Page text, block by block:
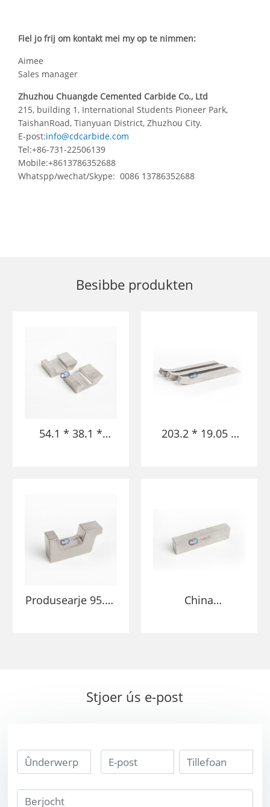
Fiel jo frij om kontakt mei my op te nimmen:
Aimee
Sales manager
Zhuzhou Chuangde Cemented Carbide Co., Ltd
215, building 1, International Students Pioneer Park,
TaishanRoad, Tianyuan District, Zhuzhou City.
E-post:info@cdcarbide.com
Tel:+86-731-22506139
Mobile:+8613786352688
Whatspp/wechat/Skype: 0086 13786352688
Besibbe produkten
54.1 * 38.1 *
buckingbalke foar
fleantúch
203.2 * 19.05 *
Alloy Bars
Produsearje 95.25
BERKING BAND
China
Tungsten Bucking
Stjoer ús e-post